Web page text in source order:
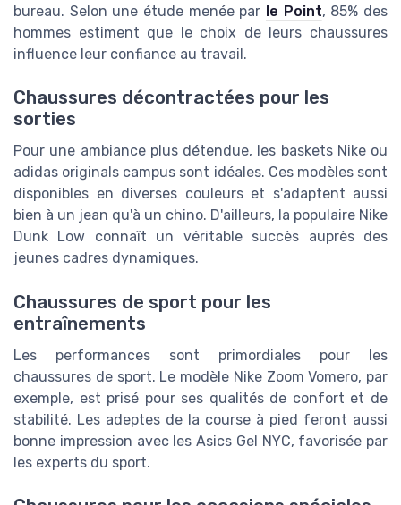
bureau. Selon une étude menée par le Point, 85% des
hommes estiment que le choix de leurs chaussures
influence leur confiance au travail.
Chaussures décontractées pour les
sorties
Pour une ambiance plus détendue, les baskets Nike ou
adidas originals campus sont idéales. Ces modèles sont
disponibles en diverses couleurs et s'adaptent aussi
bien à un jean qu'à un chino. D'ailleurs, la populaire Nike
Dunk Low connaît un véritable succès auprès des
jeunes cadres dynamiques.
Chaussures de sport pour les
entraînements
Les performances sont primordiales pour les
chaussures de sport. Le modèle Nike Zoom Vomero, par
exemple, est prisé pour ses qualités de confort et de
stabilité. Les adeptes de la course à pied feront aussi
bonne impression avec les Asics Gel NYC, favorisée par
les experts du sport.